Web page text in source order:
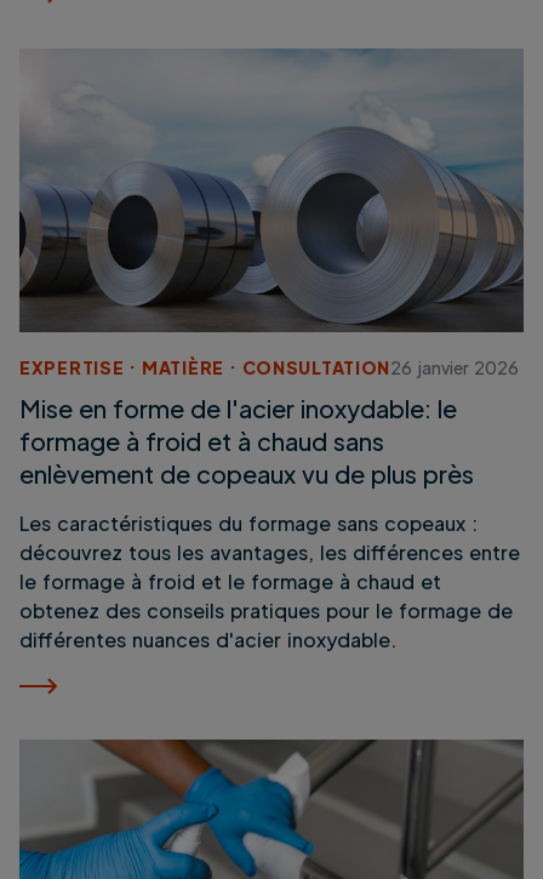
EXPERTISE MATIÈRE CONSULTATION26 janvier 2026
Mise en forme de l'acier inoxydable: le
formage à froid et à chaud sans
enlèvement de copeaux vu de plus près
Les caractéristiques du formage sans copeaux :
découvrez tous les avantages, les différences entre
le formage à froid et le formage à chaud et
obtenez des conseils pratiques pour le formage de
différentes nuances d'acier inoxydable.